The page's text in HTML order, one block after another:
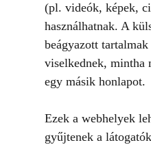
(pl. videók, képek,
használhatnak. A
beágyazott
viselkednek, mintha
egy másik honlapot.
Ezek a webhelyek
gyűjtenek a